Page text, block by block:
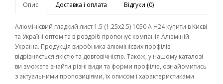
Опис Доставка і оплата Відгуки (0)
Алюмінієвий гладкий лист 1.5 (1.25х2.5) 1050 А Н24 купити в Києві
та Україні оптом та в роздріб пропонує компанія Алюміній
Україна. Продукція виробника алюмінієвих профілів
відрізняється якістю та довговічністю. Також, у нашому каталозі
ви зможете знайти різні види та форми профілю, ознайомитись
з актуальними пропозиціями, їх описом і характеристиками